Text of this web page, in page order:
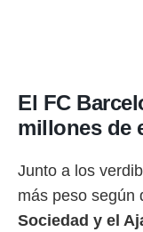
uso de
contenido
medir el
El FC
millones de
Junto a los
más peso según
Sociedad y el